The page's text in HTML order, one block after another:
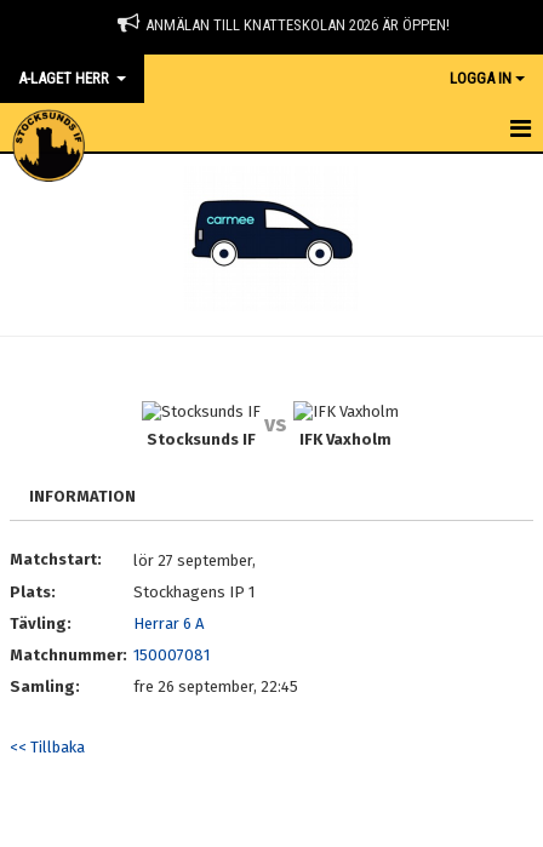
ANMÄLAN TILL KNATTESKOLAN 2026 ÄR ÖPPEN!
A-LAGET HERR LOGGA IN
HEM
DOKUMENT
MATCHER
Stocksunds IF
vs
IFK Vaxholm
INFORMATION
Matchstart:
lör 27 september,
Plats:
Stockhagens IP 1
Tävling:
Herrar 6 A
Matchnummer: 150007081
Samling:
fre 26 september, 22:45
<< Tillbaka